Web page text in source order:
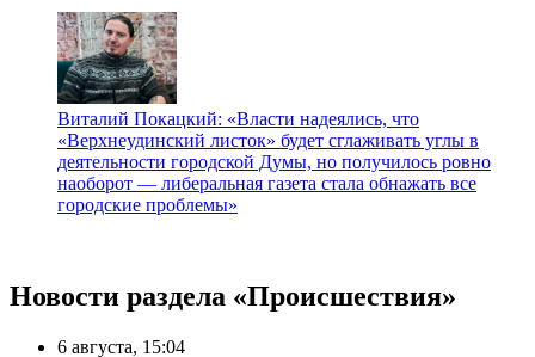
Виталий Покацкий: «Власти надеялись, что
«Верхнеудинский листок» будет сглаживать углы в
деятельности городской Думы, но получилось ровно
наоборот — либеральная газета стала обнажать все
городские проблемы»
Новости раздела «Происшествия»
6 августа, 15:04